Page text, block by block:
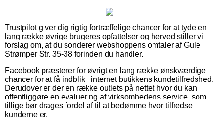
Trustpilot giver dig rigtig fortræffelige chancer for at tyde en
lang række øvrige brugeres opfattelser og herved stiller vi
forslag om, at du sonderer webshoppens omtaler af Gule
Strømper Str. 35-38 forinden du handler.
Facebook præsterer for øvrigt en lang række ønskværdige
chancer for at få indblik i internet butikkens kundetilfredshed.
Derudover er der en række outlets på nettet hvor du kan
offentliggøre en evaluering af virksomhedens service, som
tillige bør drages fordel af til at bedømme hvor tilfredse
kunderne er.